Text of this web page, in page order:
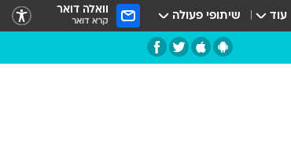
עוד שיתופי פעולה וואלה דואר
קרא דואר